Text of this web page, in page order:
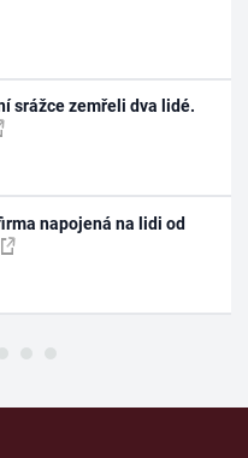
srážce zemřeli dva lidé.
napojená na lidi od